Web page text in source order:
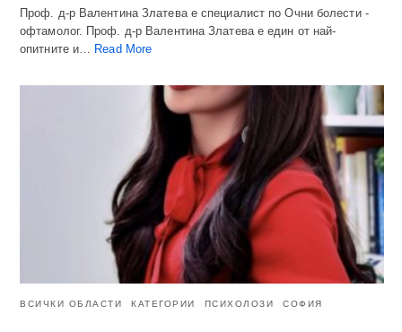
Проф. д-р Валентина Златева е специалист по Очни болести -
офтамолог. Проф. д-р Валентина Златева е един от най-
опитните и… Read More
ВСИЧКИ ОБЛАСТИ КАТЕГОРИИ ПСИХОЛОЗИ СОФИЯ